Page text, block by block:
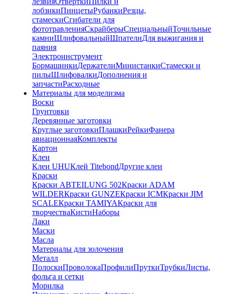
лобзикиПинцетыРубанкиРезцы,
стамескиСгибатели для
фототравленияСкрайберыСпециальныйТочильные
камниШлифовальныйШпателиДля выжигания и
паяния
Электроинструмент
БормашинкиДержателиМинистанкиСтамески и
пилыШлифовалкиДополнения и
запчастиРасходные
Материалы для моделизма
Воски
Грунтовки
Деревянные заготовки
Круглые заготовкиПлашкиРейкиФанера
авиационнаяКомплекты
Картон
Клеи
Клеи UHUКлей TitebondДругие клеи
Краски
Краски ABTEILUNG 502Краски ADAM
WILDERКраски GUNZEКраски ICMКраски JIM
SCALEКраски TAMIYAКраски для
творчестваКистиНаборы
Лаки
Маски
Масла
Материалы для золочения
Металл
ПолоскиПроволокаПрофилиПруткиТрубкиЛисты,
фольга и сетки
Морилка